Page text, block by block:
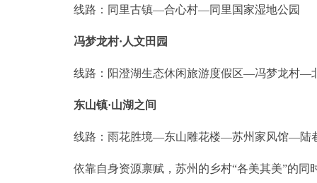
线路：同里古镇—合心村—同里国家湿地公园
冯梦龙村·人文田园
线路：阳澄湖生态休闲旅游度假区—冯梦龙村—
东山镇·山湖之间
线路：雨花胜境—东山雕花楼—苏州家风馆—陆
依靠自身资源禀赋，苏州的乡村“各美其美”的同